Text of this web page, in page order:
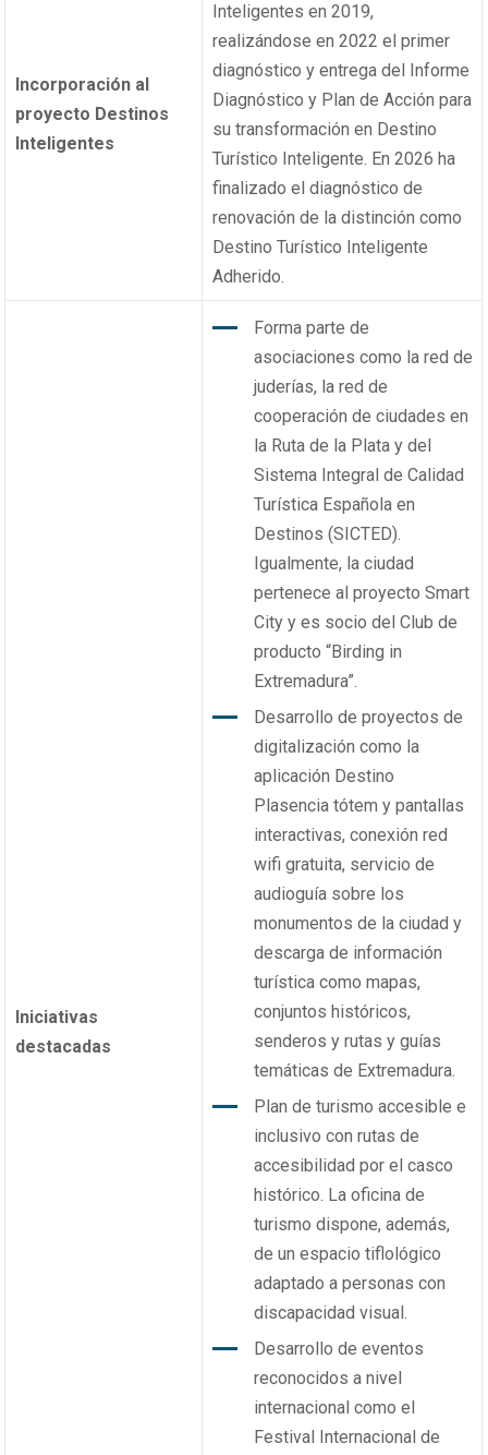
Incorporación al
proyecto Destinos
Inteligentes
Inteligentes en 2019,
realizándose en 2022 el primer
diagnóstico y entrega del Informe
Diagnóstico y Plan de Acción para
su transformación en Destino
Turístico Inteligente. En 2026 ha
finalizado el diagnóstico de
renovación de la distinción como
Destino Turístico Inteligente
Adherido.
Iniciativas
destacadas
Forma parte de
asociaciones como la red de
juderías, la red de
cooperación de ciudades en
la Ruta de la Plata y del
Sistema Integral de Calidad
Turística Española en
Destinos (SICTED).
Igualmente, la ciudad
pertenece al proyecto Smart
City y es socio del Club de
producto “Birding in
Extremadura”.
Desarrollo de proyectos de
digitalización como la
aplicación Destino
Plasencia tótem y pantallas
interactivas, conexión red
wifi gratuita, servicio de
audioguía sobre los
monumentos de la ciudad y
descarga de información
turística como mapas,
conjuntos históricos,
senderos y rutas y guías
temáticas de Extremadura.
Plan de turismo accesible e
inclusivo con rutas de
accesibilidad por el casco
histórico. La oficina de
turismo dispone, además,
de un espacio tiflológico
adaptado a personas con
discapacidad visual .
Desarrollo de eventos
reconocidos a nivel
internacional como el
Festival Internacional de